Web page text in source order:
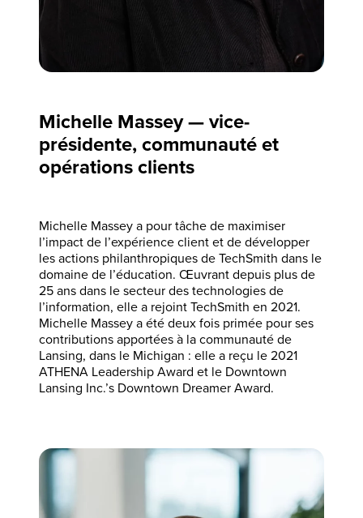
Michelle Massey — vice-
présidente, communauté et
opérations clients
Michelle Massey a pour tâche de maximiser
l’impact de l’expérience client et de développer
les actions philanthropiques de TechSmith dans le
domaine de l’éducation. Œuvrant depuis plus de
25 ans dans le secteur des technologies de
l’information, elle a rejoint TechSmith en 2021.
Michelle Massey a été deux fois primée pour ses
contributions apportées à la communauté de
Lansing, dans le Michigan : elle a reçu le 2021
ATHENA Leadership Award et le Downtown
Lansing Inc.’s Downtown Dreamer Award.